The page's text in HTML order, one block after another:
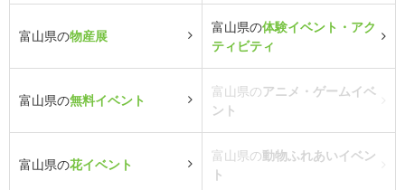
富山県の物産展
富山県の体験イベント・アク
ティビティ
富山県の無料イベント
富山県のアニメ・ゲームイベ
ント
富山県の花イベント
富山県の動物ふれあいイベン
ト